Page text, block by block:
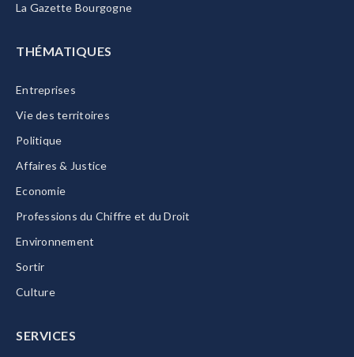
La Gazette Bourgogne
THÉMATIQUES
Entreprises
Vie des territoires
Politique
Affaires & Justice
Economie
Professions du Chiffre et du Droit
Environnement
Sortir
Culture
SERVICES